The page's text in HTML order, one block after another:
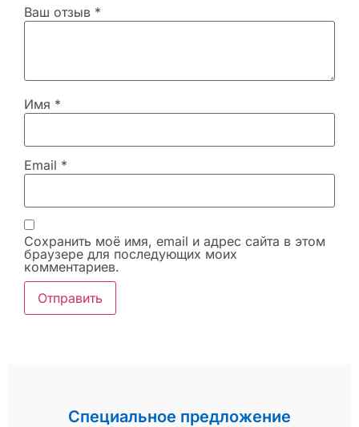
Ваш отзыв *
Имя *
Email *
Сохранить моё имя, email и адрес сайта в этом
браузере для последующих моих
комментариев.
Специальное предложение